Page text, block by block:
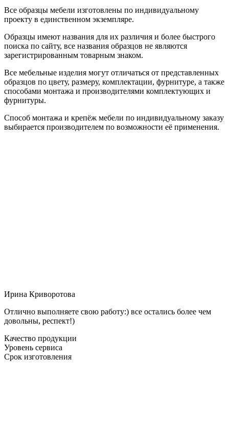
Все образцы мебели изготовлены по индивидуальному
проекту в единственном экземпляре.
Образцы имеют названия для их различия и более быстрого
поиска по сайту, все названия образцов не являются
зарегистрированным товарным знаком.
Все мебельные изделия могут отличаться от представленных
образцов по цвету, размеру, комплектации, фурнитуре, а также
способами монтажа и производителями комплектующих и
фурнитуры.
Способ монтажа и крепёж мебели по индивидуальному заказу
выбирается производителем по возможности её применения.
Ирина Криворотова
Отлично выполняете свою работу:) все остались более чем
довольны, респект!)
Качество продукции
Уровень сервиса
Срок изготовления